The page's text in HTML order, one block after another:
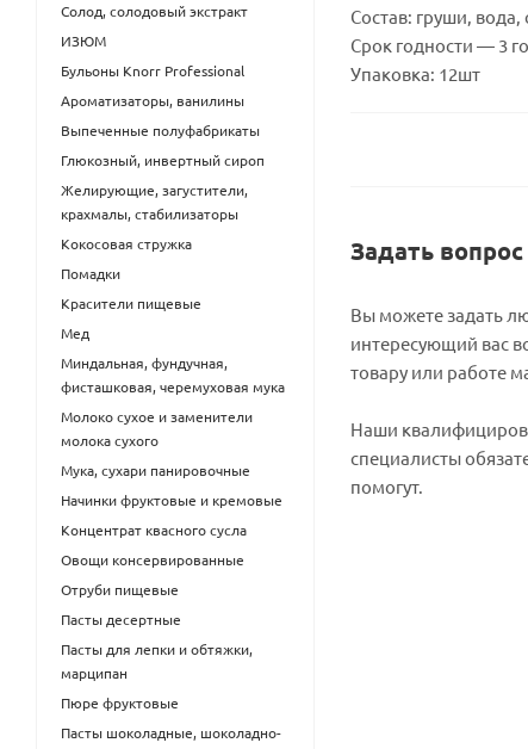
Состав: груши,
Срок годности — 3
Упаковка: 12шт
Задать вопрос
Вы можете задать
интересующий вас
товару или работе
Наши
специалисты
помогут.
Солод, солодовый экстракт
ИЗЮМ
Бульоны Knorr Professional
Ароматизаторы, ванилины
Выпеченные полуфабрикаты
Глюкозный, инвертный сироп
Желирующие, загустители,
крахмалы, стабилизаторы
Кокосовая стружка
Помадки
Красители пищевые
Мед
Миндальная, фундучная,
фисташковая, черемуховая мука
Молоко сухое и заменители
молока сухого
Мука, сухари панировочные
Начинки фруктовые и кремовые
Концентрат квасного сусла
Овощи консервированные
Отруби пищевые
Пасты десертные
Пасты для лепки и обтяжки,
марципан
Пюре фруктовые
Пасты шоколадные, шоколадно-